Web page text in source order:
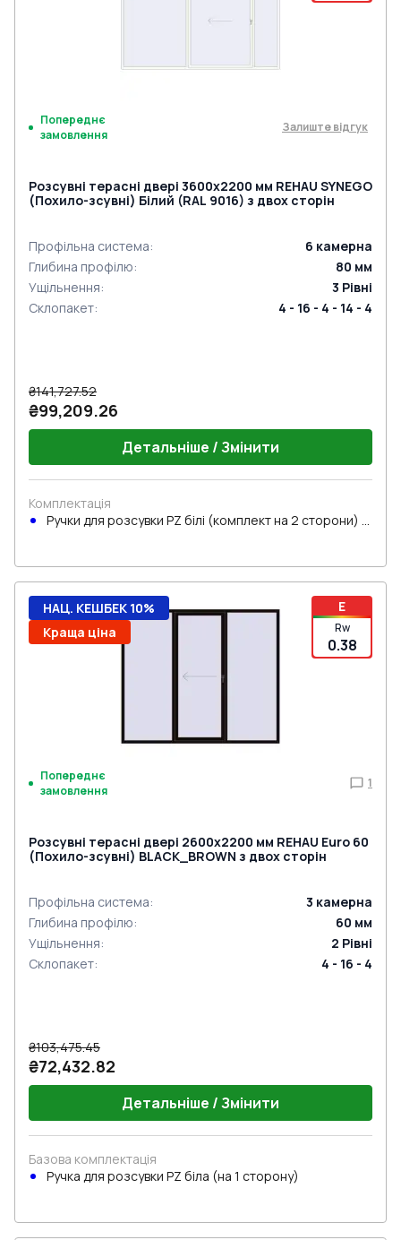
Попереднє
замовлення
Залиште відгук
Розсувні терасні двері 3600x2200 мм REHAU SYNEGO
(Похило-зсувні) Білий (RAL 9016) з двох сторін
Профільна система: 6 камерна
Глибина профілю: 80 мм
Ущільнення: 3 Рівні
Склопакет: 4 - 16 - 4 - 14 - 4
₴141,727.52
₴99,209.26
Детальніше / Змінити
Комплектація
Ручки для розсувки PZ білі (комплект на 2 сторони) з
E
Rw
0.38
НАЦ. КЕШБЕК 10%
Краща ціна
Попереднє
замовлення
1
Розсувні терасні двері 2600x2200 мм REHAU Euro 60
(Похило-зсувні) BLACK_BROWN з двох сторін
Профільна система: 3 камерна
Глибина профілю: 60 мм
Ущільнення: 2 Рівні
Склопакет: 4 - 16 - 4
₴103,475.45
₴72,432.82
Детальніше / Змінити
Базова комплектація
Ручкa для розсувки PZ біла (на 1 сторону)